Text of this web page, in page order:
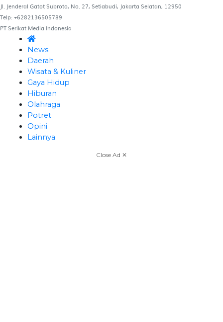
Jl. Jenderal Gatot Subroto, No. 27, Setiabudi, Jakarta Selatan, 12950
Telp: +6282136505789
PT Serikat Media Indonesia
News
Daerah
Wisata & Kuliner
Gaya Hidup
Hiburan
Olahraga
Potret
Opini
Lainnya
Close Ad ✕